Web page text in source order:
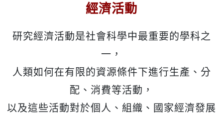
經濟活動
研究經濟活動是社會科學中最重要的學科之
一，
人類如何在有限的資源條件下進行生產、分
配、消費等活動，
以及這些活動對於個人、組織、國家經濟發展